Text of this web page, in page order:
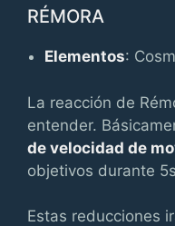
RÉMORA
Elementos:
La reacción de
entender.
de velocidad de
objetivos durante
Estas reducciones